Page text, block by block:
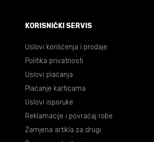
KORISNIČKI SERVIS
Uslovi korišćenja i prodaje
Politika privatnosti
Uslovi plaćanja
Plaćanje karticama
Uslovi isporuke
Reklamacije i povraćaj robe
Zamjena artikla za drugi